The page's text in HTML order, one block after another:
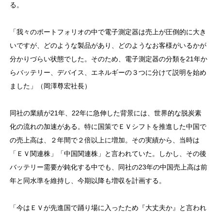
る。
「我々のポートフォリオの中で電子測定器は売上が圧倒的に大き
いですが、どのような製品があり、どのようなお客様がいるかが
分かりづらい状態でした。そのため、電子測定器の分類を21年か
らバッテリー、デバイス、エネルギーの３つに分けて説明を始め
ました」（岡澤尊宏社長）
同社の業績が21年、22年に急伸した背景には、世界的な脱炭素
化の流れの加速がある。特に国策でＥＶシフトを推進した中国で
の売上高は、２年間で２倍以上に増加。その実績から、当時は
「ＥＶ関連株」「中国関連株」と言われていた。しかし、その後
バッテリー需要が鈍化する中でも、同社の23年の中国売上高は前
年と同水準を維持し、今期以降も増収を計画する。
「今はＥＶが先進国で踊り場に入ったため『大丈夫か』と言われ